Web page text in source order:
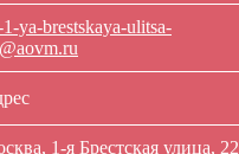
ya-brestskaya-ulitsa-
1-я Брестская улица, 22